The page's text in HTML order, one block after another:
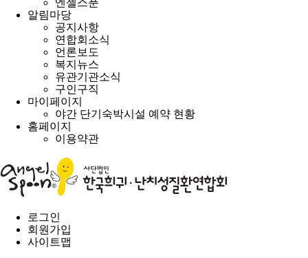
알림마당
공지사항
연합회소식
언론보도
복지뉴스
유관기관소식
구인구직
마이페이지
야간 단기숙박시설 예약 현황
홈페이지
이용약관
로그인
회원가입
사이트맵